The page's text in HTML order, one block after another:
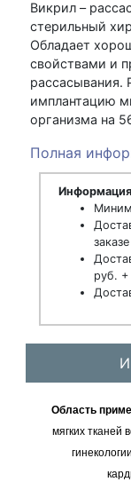
Викрил –
стерильный
Обладает
свойствами и
рассасывания.
имплантацию
организма на
Полная
руб.
Область
мягких тканей